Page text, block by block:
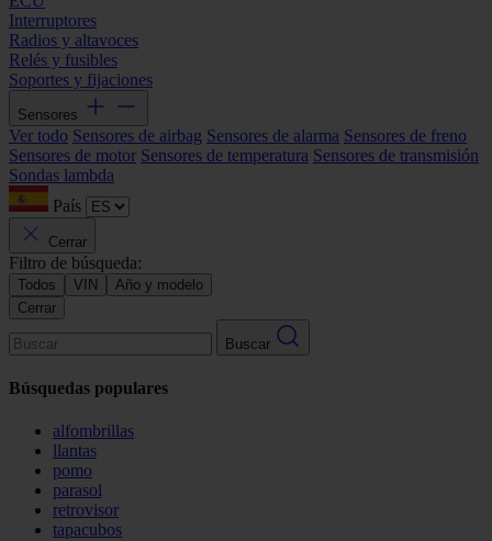
Interruptores
Radios y altavoces
Relés y fusibles
Soportes y fijaciones
Sensores
Ver todo Sensores de airbag Sensores de alarma Sensores de freno
Sensores de motor Sensores de temperatura Sensores de transmisión
Sondas lambda
País
Cerrar
Filtro de búsqueda:
Todos VIN
Año y modelo
Cerrar
Buscar
Búsquedas populares
alfombrillas
llantas
pomo
parasol
retrovisor
tapacubos